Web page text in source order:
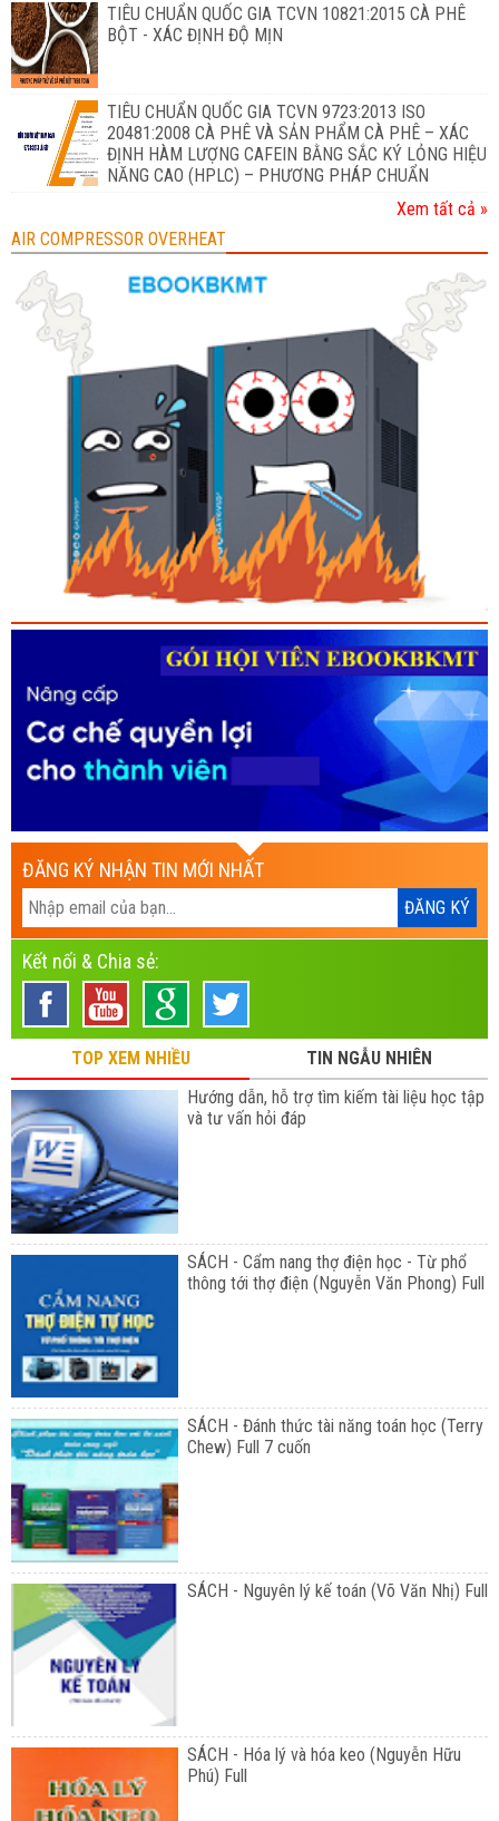
TIÊU CHUẨN QUỐC GIA TCVN 10821:2015 CÀ PHÊ
BỘT - XÁC ĐỊNH ĐỘ MỊN
TIÊU CHUẨN QUỐC GIA TCVN 9723:2013 ISO
20481:2008 CÀ PHÊ VÀ SẢN PHẨM CÀ PHÊ – XÁC
ĐỊNH HÀM LƯỢNG CAFEIN BẰNG SẮC KÝ LỎNG HIỆU
NĂNG CAO (HPLC) – PHƯƠNG PHÁP CHUẨN
Xem tất cả »
AIR COMPRESSOR OVERHEAT
ĐĂNG KÝ NHẬN TIN MỚI NHẤT
Kết nối & Chia sẻ:
TOP XEM NHIỀU
TIN NGẪU NHIÊN
Hướng dẫn, hỗ trợ tìm kiếm tài liệu học tập
và tư vấn hỏi đáp
SÁCH - Cẩm nang thợ điện học - Từ phổ
thông tới thợ điện (Nguyễn Văn Phong) Full
SÁCH - Đánh thức tài năng toán học (Terry
Chew) Full 7 cuốn
SÁCH - Nguyên lý kế toán (Võ Văn Nhị) Full
SÁCH - Hóa lý và hóa keo (Nguyễn Hữu
Phú) Full